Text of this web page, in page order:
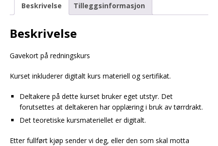
Beskrivelse Tilleggsinformasjon
Beskrivelse
Gavekort på redningskurs
Kurset inkluderer digitalt kurs materiell og sertifikat.
Deltakere på dette kurset bruker eget utstyr. Det
forutsettes at deltakeren har opplæring i bruk av tørrdrakt.
Det teoretiske kursmateriellet er digitalt.
Etter fullført kjøp sender vi deg, eller den som skal motta